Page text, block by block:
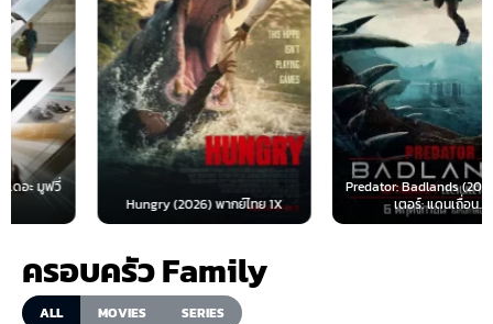
Hungry (2026) พากย์ไทย 1X
Predator: Badlands (2025) พรีเด
เตอร์: แดนเถื่อน...
ครอบครัว Family
ALL MOVIES SERIES